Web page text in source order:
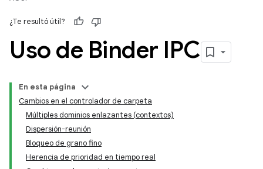
¿Te resultó útil?
Uso de Binder IPC
En esta página
Cambios en el controlador de carpeta
Múltiples dominios enlazantes (contextos)
Dispersión-reunión
Bloqueo de grano fino
Herencia de prioridad en tiempo real